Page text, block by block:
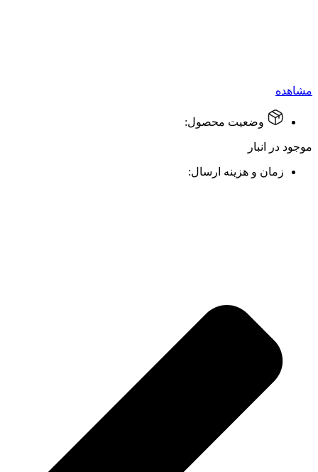
مشاهده
وضعیت محصول:
موجود در انبار
زمان و هزینه ارسال: